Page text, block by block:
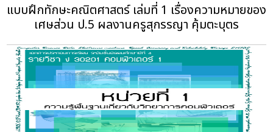
แบบฝึกทักษะคณิตศาสตร์ เล่มที่ 1 เรื่องความหมายของ
เศษส่วน ป.5 ผลงานครูสุกรรญา คุ้มตะบุตร